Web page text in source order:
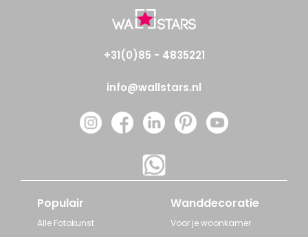
+31(0)85 - 4835221
info@wallstars.nl
Populair
Alle Fotokunst
Wanddecoratie
Voor je woonkamer